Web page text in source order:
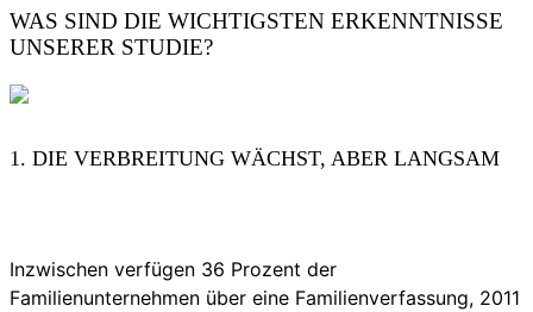
WAS SIND DIE WICHTIGSTEN ERKENNTNISSE
UNSERER STUDIE?
1. DIE VERBREITUNG WÄCHST, ABER LANGSAM
Inzwischen verfügen 36 Prozent der
Familienunternehmen über eine Familienverfassung, 2011